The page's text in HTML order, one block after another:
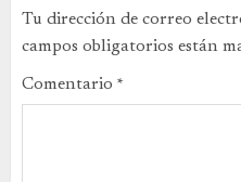
Tu dirección de correo
campos obligatorios están
Comentario *